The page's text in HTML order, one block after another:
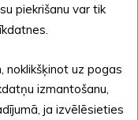
piekrišanu var tik
noklikšķinot uz pogas
izmantošanu,
ja izvēlēsieties